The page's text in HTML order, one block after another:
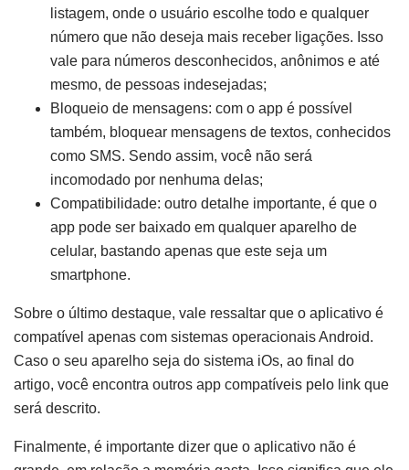
listagem, onde o usuário escolhe todo e qualquer
número que não deseja mais receber ligações. Isso
vale para números desconhecidos, anônimos e até
mesmo, de pessoas indesejadas;
Bloqueio de mensagens: com o app é possível
também, bloquear mensagens de textos, conhecidos
como SMS. Sendo assim, você não será
incomodado por nenhuma delas;
Compatibilidade: outro detalhe importante, é que o
app pode ser baixado em qualquer aparelho de
celular, bastando apenas que este seja um
smartphone.
Sobre o último destaque, vale ressaltar que o aplicativo é
compatível apenas com sistemas operacionais Android.
Caso o seu aparelho seja do sistema iOs, ao final do
artigo, você encontra outros app compatíveis pelo link que
será descrito.
Finalmente, é importante dizer que o aplicativo não é